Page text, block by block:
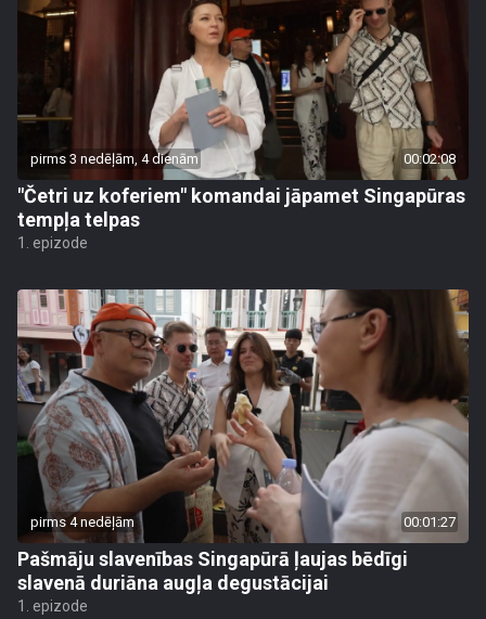
pirms 3 nedēļām, 4 dienām 00:02:08
"Četri uz koferiem" komandai jāpamet Singapūras
tempļa telpas
1. epizode
pirms 4 nedēļām 00:01:27
Pašmāju slavenības Singapūrā ļaujas bēdīgi
slavenā duriāna augļa degustācijai
1. epizode